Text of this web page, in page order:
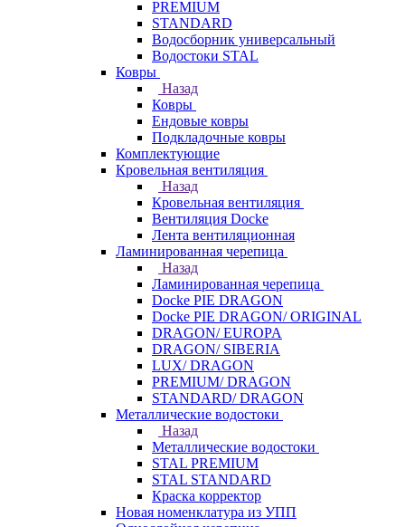
PREMIUM
STANDARD
Водосборник универсальный
Водостоки STAL
Ковры
Назад
Ковры
Ендовые ковры
Подкладочные ковры
Комплектующие
Кровельная вентиляция
Назад
Кровельная вентиляция
Вентиляция Docke
Лента вентиляционная
Ламинированная черепица
Назад
Ламинированная черепица
Docke PIE DRAGON
Docke PIE DRAGON/ ORIGINAL
DRAGON/ EUROPA
DRAGON/ SIBERIA
LUX/ DRAGON
PREMIUM/ DRAGON
STANDARD/ DRAGON
Металлические водостоки
Назад
Металлические водостоки
STAL PREMIUM
STAL STANDARD
Краска корректор
Новая номенклатура из УПП